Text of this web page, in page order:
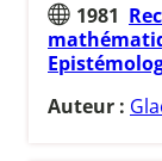
1981
Auteur :